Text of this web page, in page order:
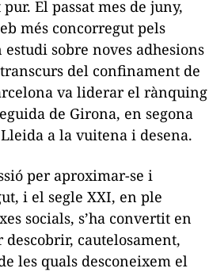
El passat mes de juny,
més concorregut pels
sobre noves adhesions
del confinament de
va liderar el rànquing
de Girona, en segona
a la vuitena i desena.
per aproximar-se i
i el segle XXI, en ple
socials, s’ha convertit en
descobrir, cautelosament,
les quals desconeixem el